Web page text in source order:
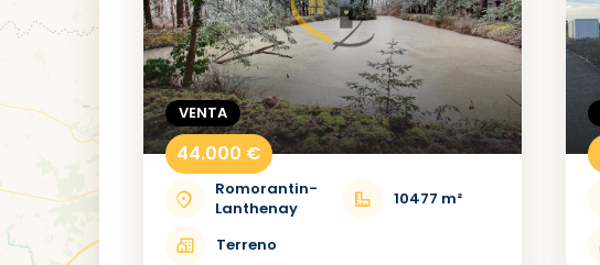
VENTA
44.000 €
Romorantin-
Lanthenay
10477 m²
Terreno